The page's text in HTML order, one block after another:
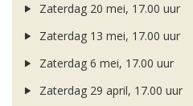
Zaterdag 20 mei, 17.00 uur
Zaterdag 13 mei, 17.00 uur
Zaterdag 6 mei, 17.00 uur
Zaterdag 29 april, 17.00 uur